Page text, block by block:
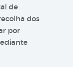
de
dos
por